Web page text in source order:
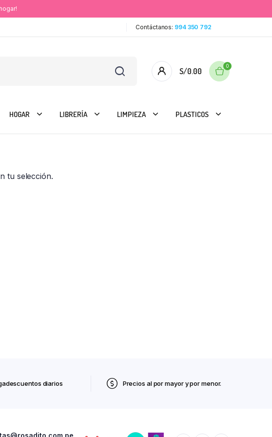
Contáctanos: 994 350 792
S/0.00
0
HOGAR LIBRERÍA LIMPIEZA PLASTICOS
tu selección.
diarios Precios al por mayor y por menor.